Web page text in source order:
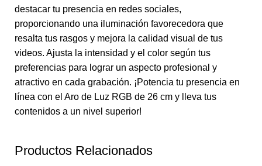
destacar tu presencia en redes sociales,
proporcionando una iluminación favorecedora que
resalta tus rasgos y mejora la calidad visual de tus
videos. Ajusta la intensidad y el color según tus
preferencias para lograr un aspecto profesional y
atractivo en cada grabación. ¡Potencia tu presencia en
línea con el Aro de Luz RGB de 26 cm y lleva tus
contenidos a un nivel superior!
Productos Relacionados